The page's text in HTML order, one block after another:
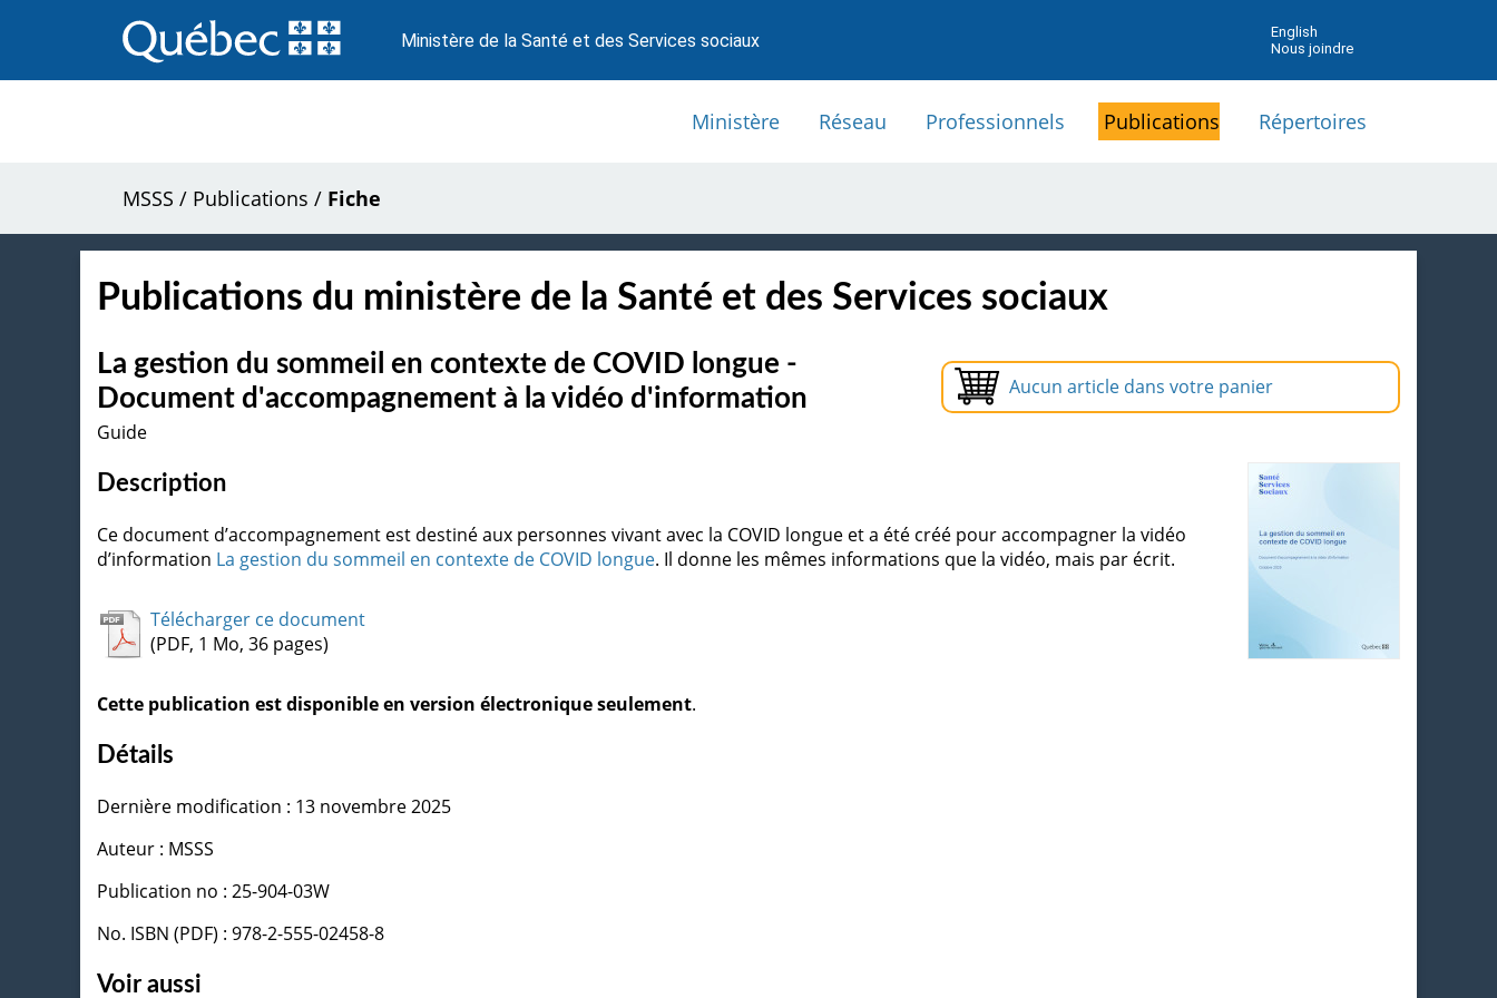
au
contenu
Ministère de la Santé et des Services sociaux
English
Nous joindre
Ministère Réseau Professionnels Publications Répertoires
MSSS / Publications / Fiche
Publications du ministère de la Santé et des Services sociaux
Aucun article dans votre panier
La gestion du sommeil en contexte de COVID longue -
Document d'accompagnement à la vidéo d'information
Guide
Description
Ce document d’accompagnement est destiné aux personnes vivant avec la COVID longue et a été créé pour accompagner la vidéo
d’information La gestion du sommeil en contexte de COVID longue. Il donne les mêmes informations que la vidéo, mais par écrit.
Télécharger ce document
(PDF, 1 Mo, 36 pages)
Cette publication est disponible en version électronique seulement.
Détails
Dernière modification : 13 novembre 2025
Auteur : MSSS
Publication no : 25-904-03W
No. ISBN (PDF) : 978-2-555-02458-8
Voir aussi